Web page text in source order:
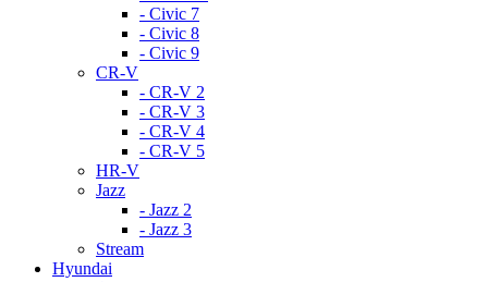
- Civic 7
- Civic 8
- Civic 9
CR-V
- CR-V 2
- CR-V 3
- CR-V 4
- CR-V 5
HR-V
Jazz
- Jazz 2
- Jazz 3
Stream
Hyundai